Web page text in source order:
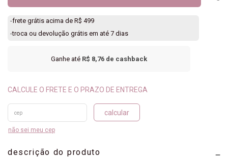
-frete grátis acima de R$ 499
-troca ou devolução grátis em até 7 dias
Ganhe até R$ 8,76 de cashback
calcular
não sei meu cep
descrição do produto